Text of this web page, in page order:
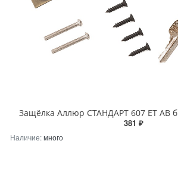
Защёлка Аллюр СТАНДАРТ 607 ET AB
381 ₽
Наличие:много